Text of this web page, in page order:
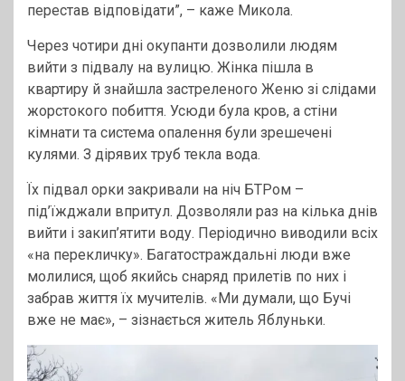
перестав відповідати”, – каже Микола.
Через чотири дні окупанти дозволили людям
вийти з підвалу на вулицю. Жінка пішла в
квартиру й знайшла застреленого Женю зі слідами
жорстокого побиття. Усюди була кров, а стіни
кімнати та система опалення були зрешечені
кулями. З дірявих труб текла вода.
Їх підвал орки закривали на ніч БТРом –
під’їжджали впритул. Дозволяли раз на кілька днів
вийти і закип’ятити воду. Періодично виводили всіх
«на перекличку». Багатостраждальні люди вже
молилися, щоб якийсь снаряд прилетів по них і
забрав життя їх мучителів. «Ми думали, що Бучі
вже не має», – зізнається житель Яблуньки.